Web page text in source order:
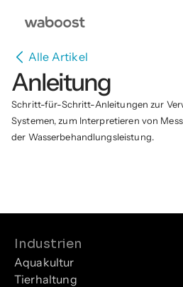
Alle Artikel
Anleitung
Schritt-für-Schritt-Anleitungen zur
Systemen, zum Interpretieren von
der Wasserbehandlungsleistung.
Industrien
Aquakultur
Tierhaltung